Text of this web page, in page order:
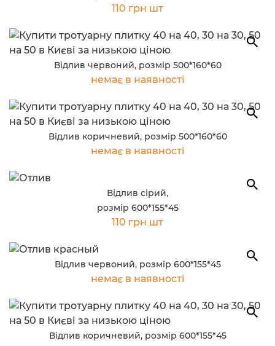
110 грн шт
Відлив червоний, розмір 500*160*60
немає в наявності
Відлив коричневий, розмір 500*160*60
немає в наявності
Відлив сірий,
розмір 600*155*45
110 грн шт
Відлив червоний, розмір 600*155*45
немає в наявності
Відлив коричневий, розмір 600*155*45